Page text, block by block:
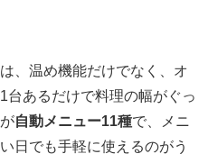
は、温め機能だけでなく、オ
台あるだけで料理の幅がぐっ
自動メニュー11種で、メニ
日でも手軽に使えるのがう